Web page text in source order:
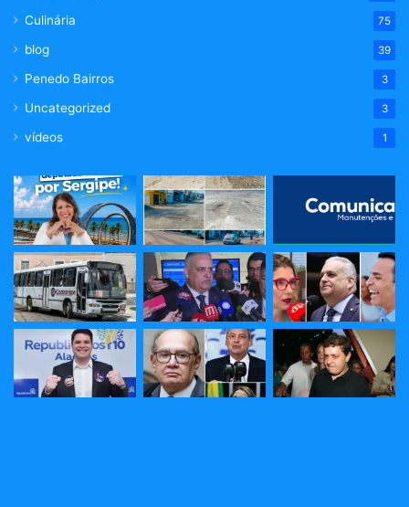
Culinária 75
blog 39
Penedo Bairros 3
Uncategorized 3
vídeos 1